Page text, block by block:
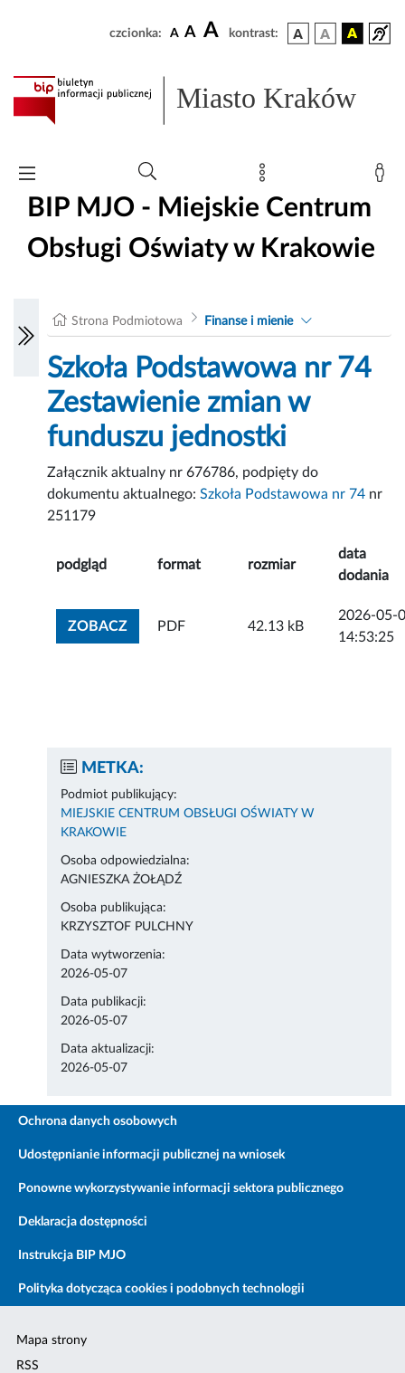
czcionka: A A A kontrast:
Miasto Kraków
BIP MJO - Miejskie Centrum
Obsługi Oświaty w Krakowie
Strona Podmiotowa Finanse i mienie
Szkoła Podstawowa nr 74
Zestawienie zmian w
funduszu jednostki
Załącznik aktualny nr 676786, podpięty do
dokumentu aktualnego:Szkoła Podstawowa nr 74 nr
251179
podgląd format rozmiar
data
dodania
ZOBACZZOBACZ ZAŁĄCZNIK
PDF 42.13 kB
2026-05-
14:53:25
METKA:
Podmiot publikujący:
MIEJSKIE CENTRUM OBSŁUGI OŚWIATY W
KRAKOWIE
Osoba odpowiedzialna:
AGNIESZKA ŻOŁĄDŹ
Osoba publikująca:
KRZYSZTOF PULCHNY
Data wytworzenia:
2026-05-07
Data publikacji:
2026-05-07
Data aktualizacji:
2026-05-07
Ochrona danych osobowych
Udostępnianie informacji publicznej na wniosek
Ponowne wykorzystywanie informacji sektora publicznego
Deklaracja dostępności
Instrukcja BIP MJO
Polityka dotycząca cookies i podobnych technologii
Mapa strony
RSS